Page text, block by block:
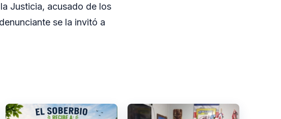
Justicia, acusado de los
se la invitó a